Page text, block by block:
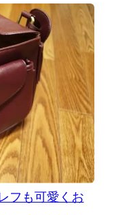
フも可愛くお